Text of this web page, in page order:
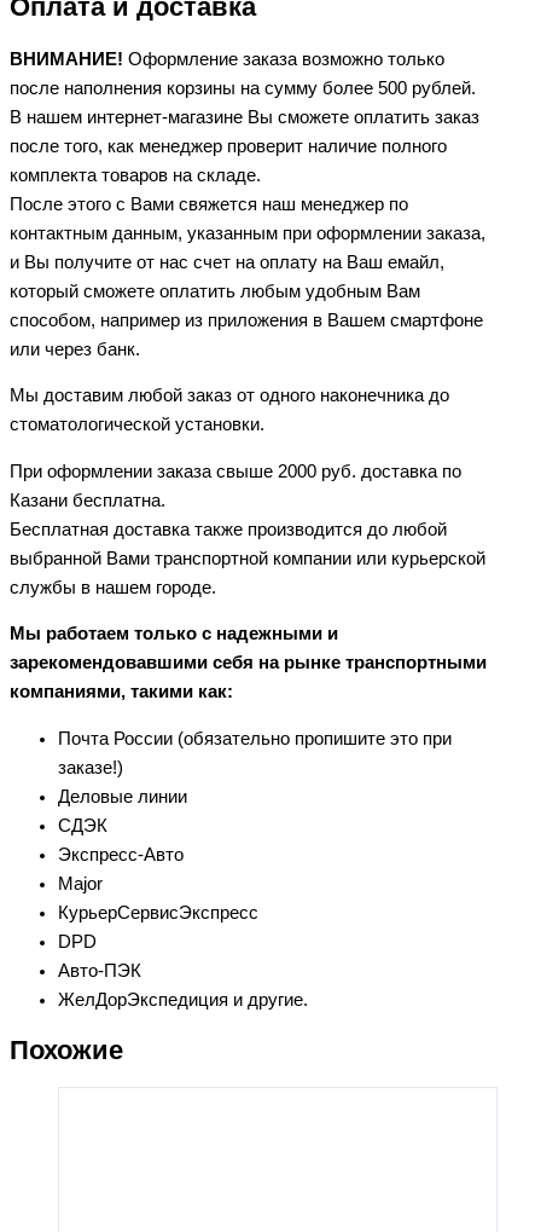
Оплата и доставка
ВНИМАНИЕ! Оформление заказа возможно только
после наполнения корзины на сумму более 500 рублей.
В нашем интернет-магазине Вы сможете оплатить заказ
после того, как менеджер проверит наличие полного
комплекта товаров на складе.
После этого с Вами свяжется наш менеджер по
контактным данным, указанным при оформлении заказа,
и Вы получите от нас счет на оплату на Ваш емайл,
который сможете оплатить любым удобным Вам
способом, например из приложения в Вашем смартфоне
или через банк.
Мы доставим любой заказ от одного наконечника до
стоматологической установки.
При оформлении заказа свыше 2000 руб. доставка по
Казани бесплатна.
Бесплатная доставка также производится до любой
выбранной Вами транспортной компании или курьерской
службы в нашем городе.
Мы работаем только с надежными и
зарекомендовавшими себя на рынке транспортными
компаниями, такими как:
Почта России (обязательно пропишите это при
заказе!)
Деловые линии
СДЭК
Экспресс-Авто
Major
КурьерСервисЭкспресс
DPD
Авто-ПЭК
ЖелДорЭкспедиция и другие.
Похожие